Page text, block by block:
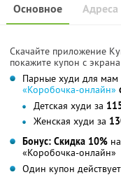
Основное Адреса
Скачайте приложение
покажите купон с
Парные худи для мам
«Коробочка-онлайн»
Детская худи за
Женская худи за
Бонус: Скидка 10%
«Коробочка-онлайн»
Один купон